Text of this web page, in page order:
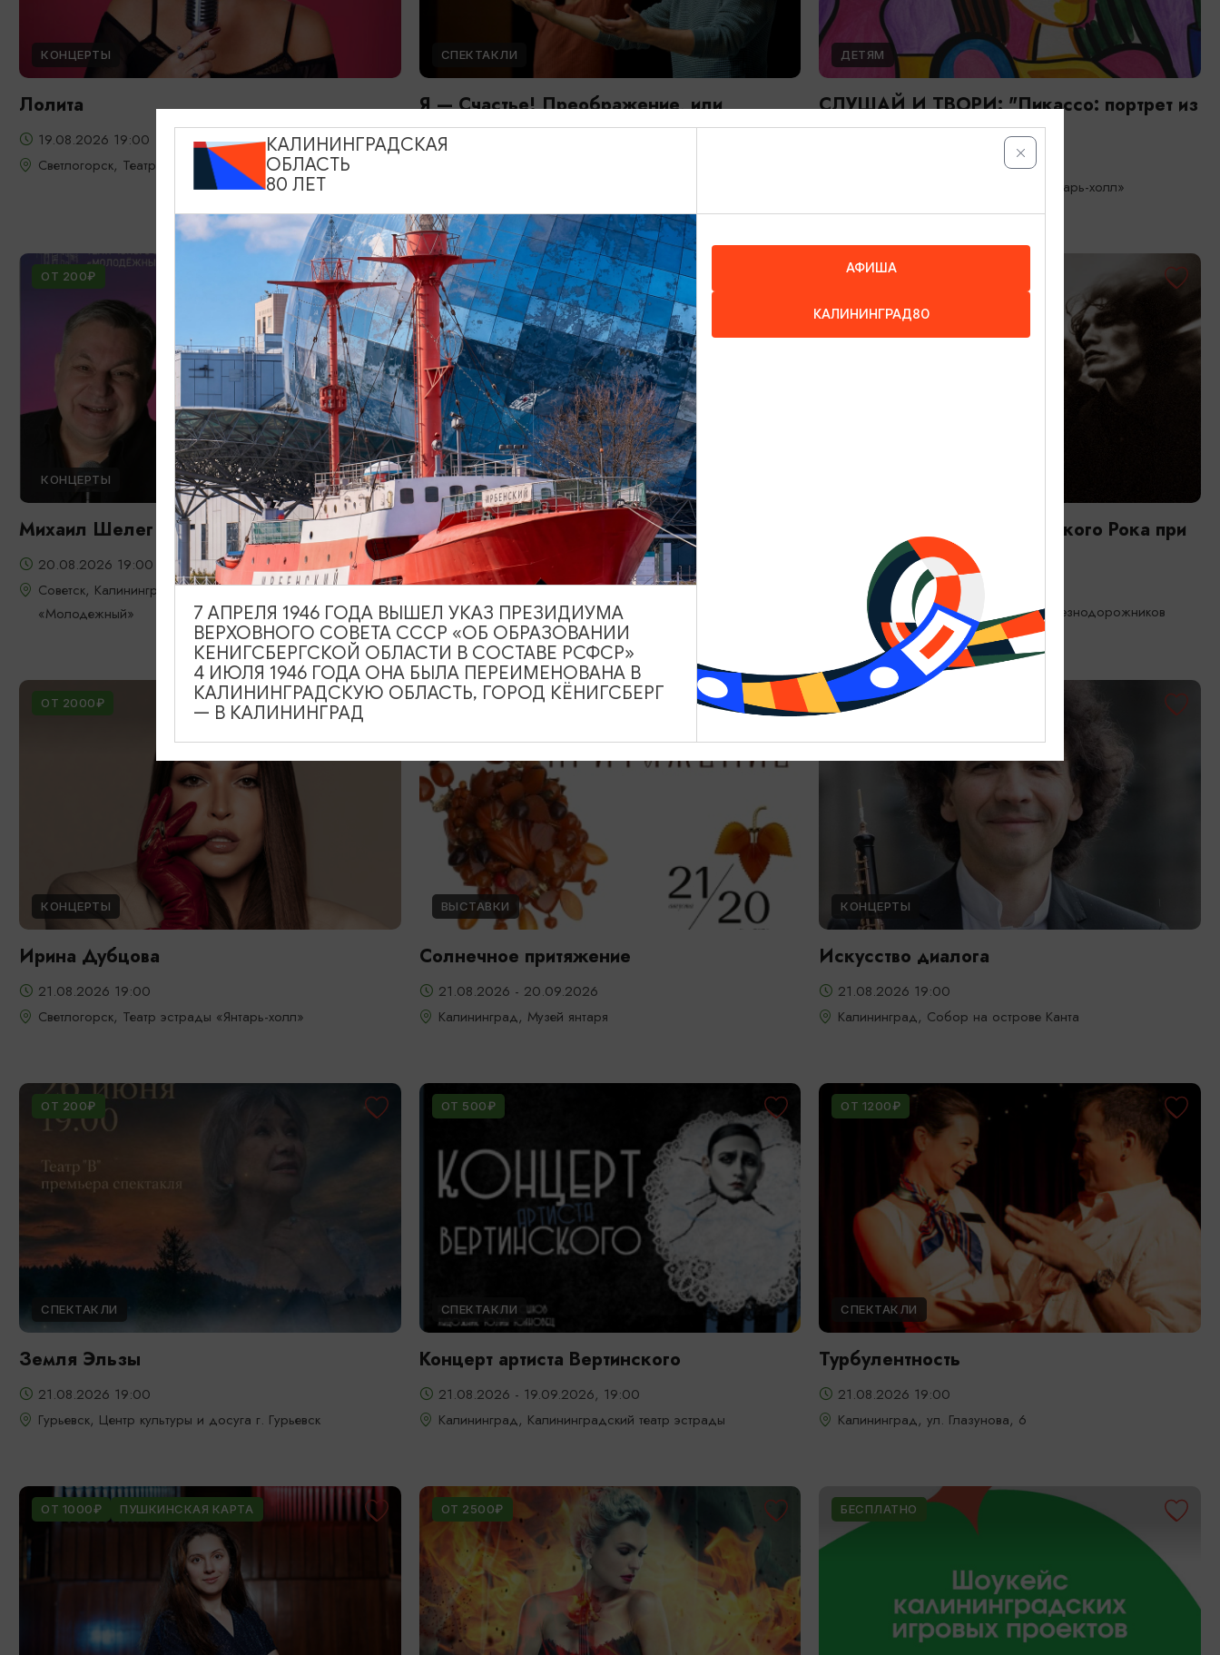
КОНЦЕРТЫ
Лолита
19.08.2026 19:00
Светлогорск, Театр эстрады «Янтарь-холл»
СПЕКТАКЛИ
Я — Счастье! Преображение, или
Швабракадабра
ДЕТЯМ
СЛУШАЙ И ТВОРИ: "Пикассо: портрет из
кубиков"
Светлогорск, Арт-пространство «Янтарь-холл»
ОТ 200₽
КОНЦЕРТЫ
Михаил Шелег
20.08.2026 19:00
Советск, Калининградский областной театр юного зрителя
«Молодежный»
ОТ 2500₽
КОНЦЕРТЫ
Группа «Градусы»
20.08.2026 19:00
Светлогорск, Театр эстрады «Янтарь-холл»
ОТ 2300₽
Оркестр CAGMO: Хор Русского Рока при
21.08.2026 19:00
Калининград, Дворец культуры железнодорожников
ОТ 2000₽
КОНЦЕРТЫ
Ирина Дубцова
21.08.2026 19:00
Светлогорск, Театр эстрады «Янтарь-холл»
ОТ 60₽
ВЫСТАВКИ
Солнечное притяжение
21.08.2026 - 20.09.2026
Калининград, Музей янтаря
ОТ 1000₽
КОНЦЕРТЫ
Искусство диалога
21.08.2026 19:00
Калининград, Собор на острове Канта
ОТ 200₽
СПЕКТАКЛИ
Земля Эльзы
21.08.2026 19:00
Гурьевск, Центр культуры и досуга г. Гурьевск
ОТ 500₽
СПЕКТАКЛИ
Концерт артиста Вертинского
21.08.2026 - 19.09.2026, 19:00
Калининград, Калининградский театр эстрады
ОТ 1200₽
СПЕКТАКЛИ
Турбулентность
21.08.2026 19:00
Калининград, ул. Глазунова, 6
ОТ 1000₽ ПУШКИНСКАЯ КАРТА ОТ 2500₽ БЕСПЛАТНО
КАЛИНИНГРАДСКАЯ
ОБЛАСТЬ
80 ЛЕТ
АФИША
КАЛИНИНГРАД80
7 АПРЕЛЯ 1946 ГОДА ВЫШЕЛ УКАЗ ПРЕЗИДИУМА
ВЕРХОВНОГО СОВЕТА СССР «ОБ ОБРАЗОВАНИИ
КЕНИГСБЕРГСКОЙ ОБЛАСТИ В СОСТАВЕ РСФСР»
4 ИЮЛЯ 1946 ГОДА ОНА БЫЛА ПЕРЕИМЕНОВАНА В
КАЛИНИНГРАДСКУЮ ОБЛАСТЬ, ГОРОД КЁНИГСБЕРГ
— В КАЛИНИНГРАД